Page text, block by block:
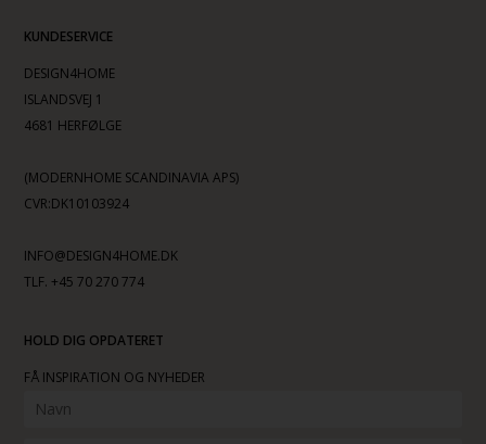
KUNDESERVICE
DESIGN4HOME
ISLANDSVEJ 1
4681 HERFØLGE
(MODERNHOME SCANDINAVIA APS)
CVR:DK10103924
INFO@DESIGN4HOME.DK
TLF. +45 70 270 774
HOLD DIG OPDATERET
FÅ INSPIRATION OG NYHEDER